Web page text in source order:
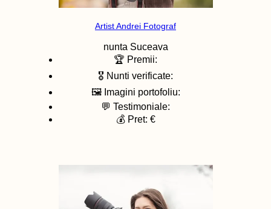
Artist Andrei Fotograf
nunta Suceava
🏆 Premii:
🎖️ Nunti verificate:
🖼️ Imagini portofoliu:
💬 Testimoniale:
💰 Pret: €